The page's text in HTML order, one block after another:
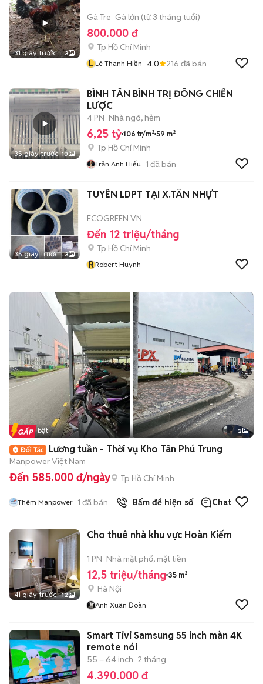
31 giây trước 3
Gà Tre Gà lớn (từ 3 tháng tuổi)
800.000 đ
Tp Hồ Chí Minh
L Lê Thanh Hiền 4.0 216 đã bán
35 giây trước 10
BÌNH TÂN BÌNH TRỊ ĐÔNG CHIẾN
LƯỢC
4 PN Nhà ngõ, hẻm
6,25 tỷ 106 tr/m² 59 m²
Tp Hồ Chí Minh
Trần Anh Hiếu 1 đã bán
35 giây trước 3
TUYỂN LDPT TẠI X.TÂN NHỰT
ECOGREEN VN
Đến 12 triệu/tháng
Tp Hồ Chí Minh
RRobert Huynh
Tin nổi bật 2
Lương tuần - Thời vụ Kho Tân Phú Trung
Manpower Việt Nam
Đến 585.000 đ/ngày Tp Hồ Chí Minh
Thêm Manpower 1 đã bán Bấm để hiện số Chat
41 giây trước 12
Cho thuê nhà khu vực Hoàn Kiếm
1 PN Nhà mặt phố, mặt tiền
12,5 triệu/tháng 35 m²
Hà Nội
Anh Xuân Đoàn
Smart Tivi Samsung 55 inch màn 4K
remote nói
55 – 64 inch 2 tháng
4.390.000 đ